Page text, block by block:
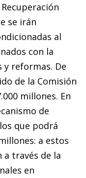
se irán
al
con la
y reformas. De
de la Comisión
millones. En
de
que po­­drá
a estos
a través de la
en